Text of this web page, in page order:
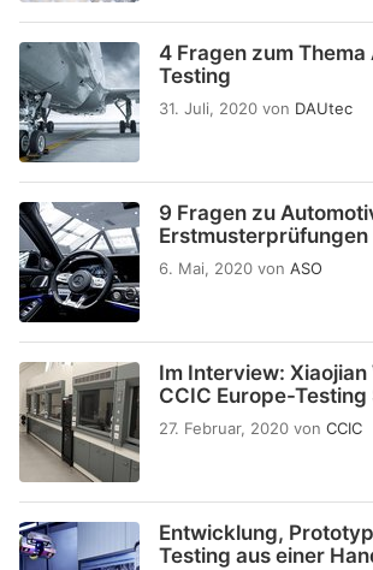
4 Fragen zum
Testing
31. Juli, 2020 von DAUtec
9 Fragen zu
Erstmusterprüfungen
6. Mai, 2020 von ASO
Im Interview:
CCIC Europe-Testing
27. Februar, 2020 von CCIC
Entwicklung,
Testing aus einer